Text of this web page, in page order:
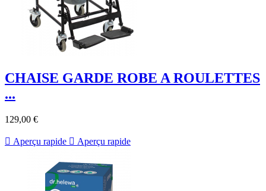
CHAISE GARDE ROBE A ROULETTES
...
129,00 €
 Aperçu rapide  Aperçu rapide